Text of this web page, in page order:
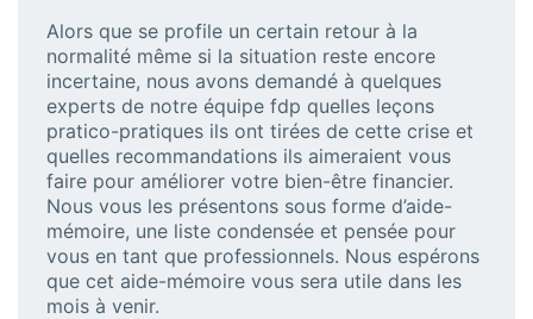
Alors que se profile un certain retour à la
normalité même si la situation reste encore
incertaine, nous avons demandé à quelques
experts de notre équipe fdp quelles leçons
pratico-pratiques ils ont tirées de cette crise et
quelles recommandations ils aimeraient vous
faire pour améliorer votre bien-être financier.
Nous vous les présentons sous forme d’aide-
mémoire, une liste condensée et pensée pour
vous en tant que professionnels. Nous espérons
que cet aide-mémoire vous sera utile dans les
mois à venir.